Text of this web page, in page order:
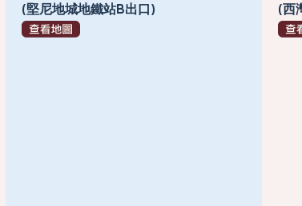
(堅尼地城地鐵站B出口)
(西